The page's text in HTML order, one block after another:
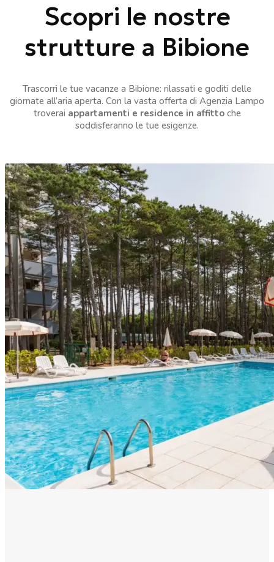
Scopri le nostre
strutture a Bibione
Trascorri le tue vacanze a Bibione: rilassati e goditi delle
giornate all’aria aperta. Con la vasta offerta di Agenzia Lampo
troverai appartamenti e residence in affittoche
soddisferanno le tue esigenze.